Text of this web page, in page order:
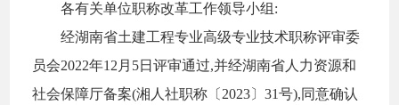
各有关单位职称改革工作领导小组 :
经湖南省土建工程专业高级专业技术职称评审委
员会2022年12 月 5日评审通过,并经湖南省人力资源和
社会保障厅备案(湘人社职称〔 2023〕31号),同意确认